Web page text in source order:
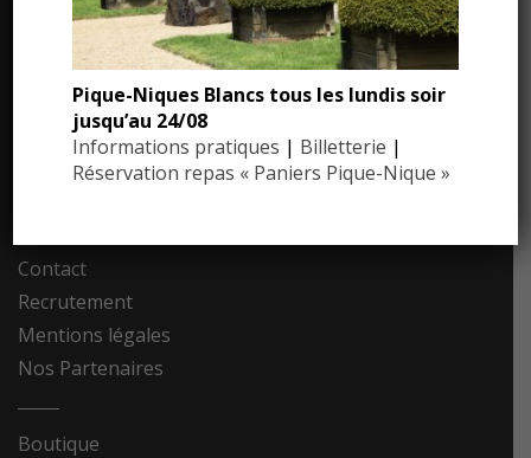
ESPACE PRESSE
Dossier de presse
Communiqués de presse
Contact
Recrutement
Mentions légales
Nos Partenaires
Boutique
Pique-Niques Blancs tous les lundis soir
jusqu’au 24/08
Informations pratiques | Billetterie |
Réservation repas « Paniers Pique-Nique »